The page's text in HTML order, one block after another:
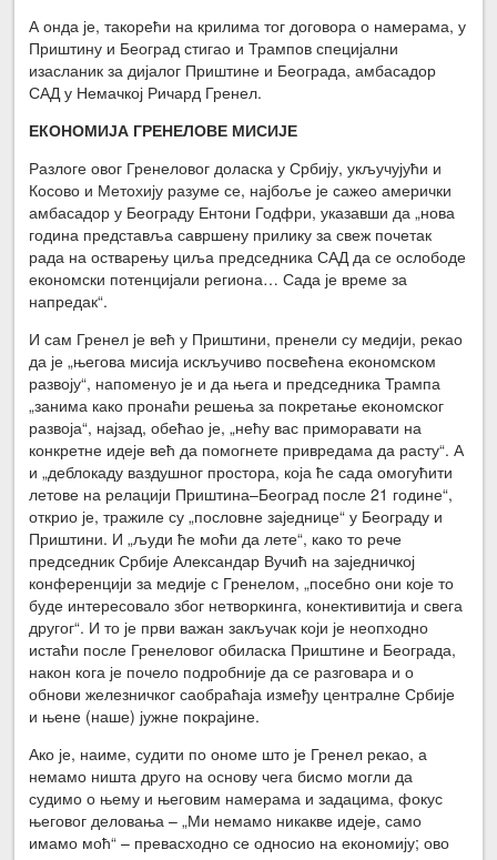
А онда је, такорећи на крилима тог договора о намерама, у
Приштину и Београд стигао и Трампов специјални
изасланик за дијалог Приштине и Београда, амбасадор
САД у Немачкој Ричард Гренел.
ЕКОНОМИЈА ГРЕНЕЛОВЕ МИСИЈЕ
Разлоге овог Гренеловог доласка у Србију, укључујући и
Косово и Метохију разуме се, најбоље је сажео амерички
амбасадор у Београду Ентони Годфри, указавши да „нова
година представља савршену прилику за свеж почетак
рада на остварењу циља председника САД да се ослободе
економски потенцијали региона… Сада је време за
напредак“.
И сам Гренел је већ у Приштини, пренели су медији, рекао
да је „његова мисија искључиво посвећена економском
развоју“, напоменуо је и да њега и председника Трампа
„занима како пронаћи решења за покретање економског
развоја“, најзад, обећао је, „нећу вас приморавати на
конкретне идеје већ да помогнете привредама да расту“. А
и „деблокаду ваздушног простора, која ће сада омогућити
летове на релацији Приштина–Београд после 21 године“,
открио је, тражиле су „пословне заједнице“ у Београду и
Приштини. И „људи ће моћи да лете“, како то рече
председник Србије Александар Вучић на заједничкој
конференцији за медије с Гренелом, „посебно они које то
буде интересовало због нетворкинга, конективитија и свега
другог“. И то је први важан закључак који је неопходно
истаћи после Гренеловог обиласка Приштине и Београда,
након кога је почело подробније да се разговара и о
обнови железничког саобраћаја између централне Србије
и њене (наше) јужне покрајине.
Ако је, наиме, судити по ономе што је Гренел рекао, а
немамо ништа друго на основу чега бисмо могли да
судимо о њему и његовим намерама и задацима, фокус
његовог деловања – „Ми немамо никакве идеје, само
имамо моћ“ – превасходно се односио на економију; ово